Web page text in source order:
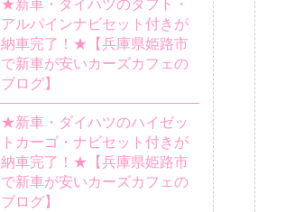
★新車・ダイハツのタフト・
アルパインナビセット付きが
納車完了！★【兵庫県姫路市
で新車が安いカーズカフェの
ブログ】
★新車・ダイハツのハイゼッ
トカーゴ・ナビセット付きが
納車完了！★【兵庫県姫路市
で新車が安いカーズカフェの
ブログ】